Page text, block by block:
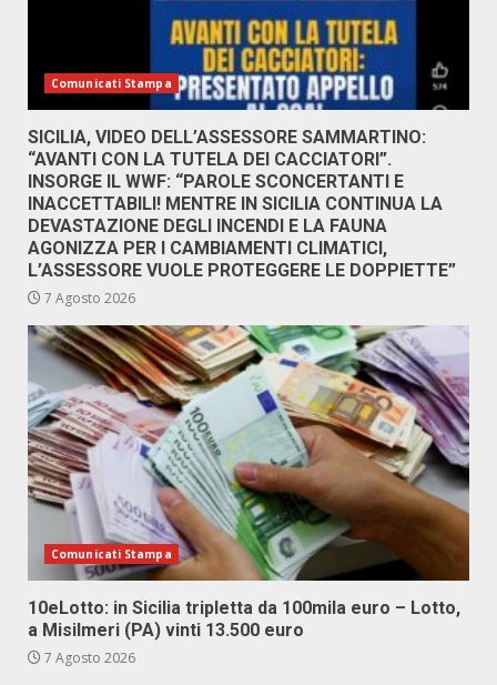
Comunicati Stampa
SICILIA, VIDEO DELL’ASSESSORE SAMMARTINO:
“AVANTI CON LA TUTELA DEI CACCIATORI”.
INSORGE IL WWF: “PAROLE SCONCERTANTI E
INACCETTABILI! MENTRE IN SICILIA CONTINUA LA
DEVASTAZIONE DEGLI INCENDI E LA FAUNA
AGONIZZA PER I CAMBIAMENTI CLIMATICI,
L’ASSESSORE VUOLE PROTEGGERE LE DOPPIETTE”
7 Agosto 2026
Comunicati Stampa
10eLotto: in Sicilia tripletta da 100mila euro – Lotto,
a Misilmeri (PA) vinti 13.500 euro
7 Agosto 2026